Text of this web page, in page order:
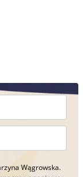
Wągrowska.